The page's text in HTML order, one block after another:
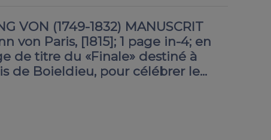
VON (1749-1832) MANUSCRIT
von Paris, [1815]; 1 page in-4; en
de titre du «Finale» destiné à
de Boieldieu, pour célébrer le...